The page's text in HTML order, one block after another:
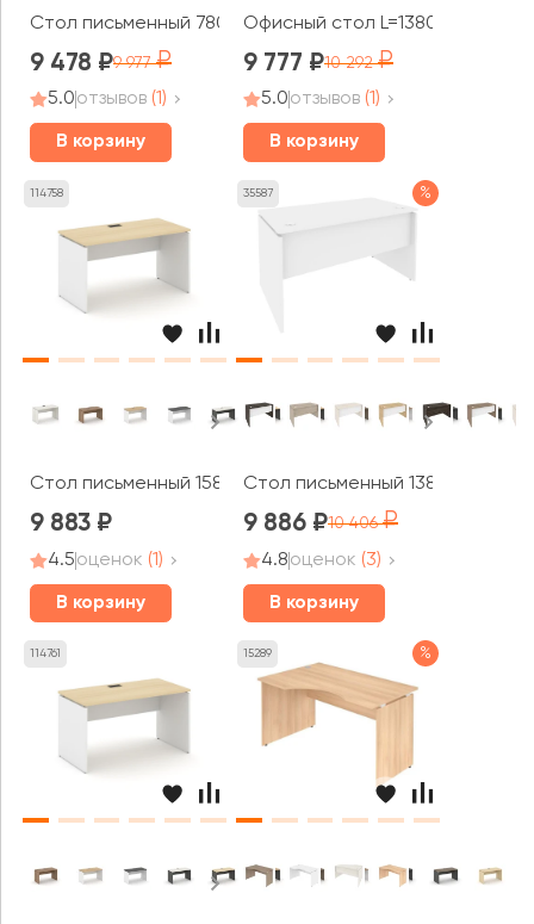
Стол письменный 780x800x750 Оникс / Onix
9 478 9 977
5.0отзывов (1)
В корзину
Офисный стол L=1380мм
9 777 10 292
5.0отзывов (1)
В корзину
114758
Стол письменный 1580x700x750 Стайл Проджект /
9 883
4.5оценок (1)
В корзину
35587 %
Стол письменный
9 886 10 406
4.8оценок (3)
В корзину
114761 15289 %